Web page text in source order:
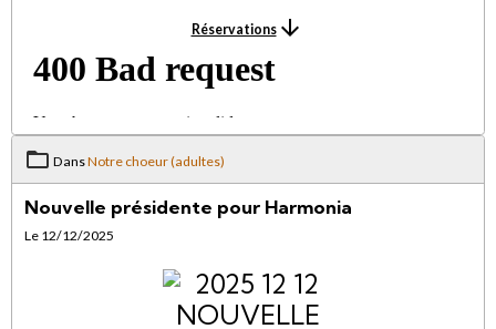
Réservations
DansNotre choeur (adultes)
Nouvelle présidente pour Harmonia
Le 12/12/2025